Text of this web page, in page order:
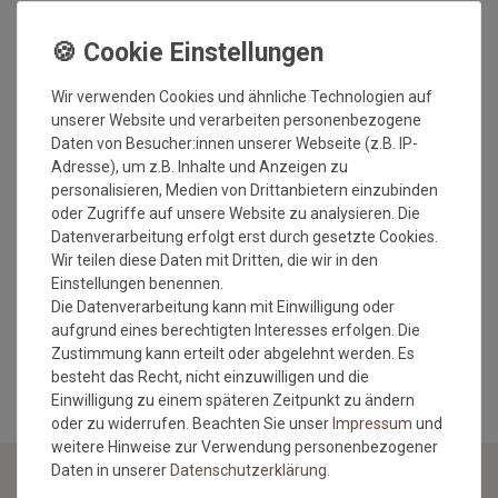
Geeignet für Fußbodenheizung
Wichtiger Hinweis:
Maßtoleranzen von ca. 1-3 cm können auftreten und sind bei
Teppichen handelsüblich und stellen keinen Mangel dar.
Sonderzuschnitte und Sonderanfertigungen wie in diesem
Fall sind vom Umtausch/Rückgabe ausgeschlossen.
Da es sich hierbei um eine Sonderanfertigung handelt, wird
der Teppich erst nach Geldeingang gefertigt. Bitte beachten
Sie die Lieferzeiten.
MEHR INFORMATIONEN ZUM EU VERANTWORTLICHEN »
Wir verwenden Cookies und ähnliche Technologien auf
unserer Website und verarbeiten personenbezogene
Daten von Besucher:innen unserer Webseite (z.B. IP-
Adresse), um z.B. Inhalte und Anzeigen zu
personalisieren, Medien von Drittanbietern einzubinden
oder Zugriffe auf unsere Website zu analysieren. Die
Datenverarbeitung erfolgt erst durch gesetzte Cookies.
Wir teilen diese Daten mit Dritten, die wir in den
Einstellungen benennen.
Die Datenverarbeitung kann mit Einwilligung oder
aufgrund eines berechtigten Interesses erfolgen. Die
Zustimmung kann erteilt oder abgelehnt werden. Es
besteht das Recht, nicht einzuwilligen und die
Einwilligung zu einem späteren Zeitpunkt zu ändern
oder zu widerrufen. Beachten Sie unserImpressum und
weitere Hinweise zur Verwendung personenbezogener
Daten in unsererDaten­schutz­erklärung